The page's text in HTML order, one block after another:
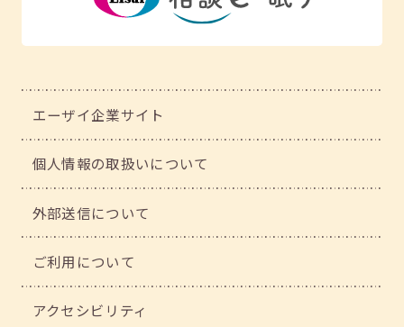
エーザイ企業サイト
個人情報の取扱いについて
外部送信について
ご利用について
アクセシビリティ